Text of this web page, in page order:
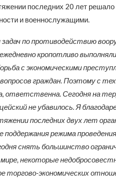
последних 20 лет
и военнослужащими.
по противодействию
кропотливо
с экономическими
граждан. Поэтому с
ответственна. Сегодня на
не убавилось. Я
последних двух лет
поддержания режима
снять большинство
некоторые
торгово-экономических